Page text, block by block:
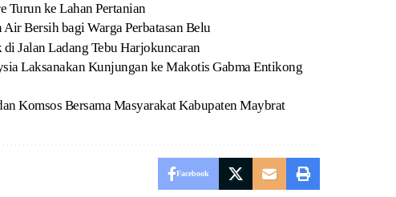
Turun ke Lahan Pertanian
Bersih bagi Warga Perbatasan Belu
Jalan Ladang Tebu Harjokuncaran
Laksanakan Kunjungan ke Makotis Gabma Entikong
Komsos Bersama Masyarakat Kabupaten Maybrat
Facebook